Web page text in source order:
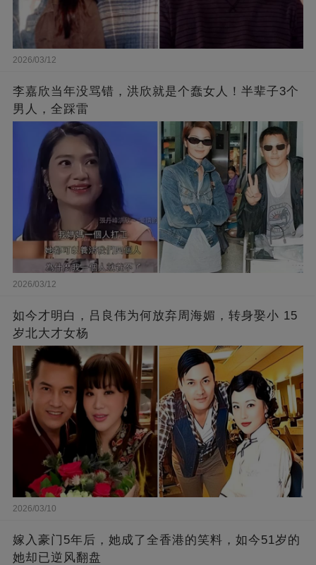
2026/03/12
李嘉欣当年没骂错，洪欣就是个蠢女人！半辈子3个
男人，全踩雷
2026/03/12
如今才明白，吕良伟为何放弃周海媚，转身娶小 15
岁北大才女杨
2026/03/10
嫁入豪门5年后，她成了全香港的笑料，如今51岁的
她却已逆风翻盘